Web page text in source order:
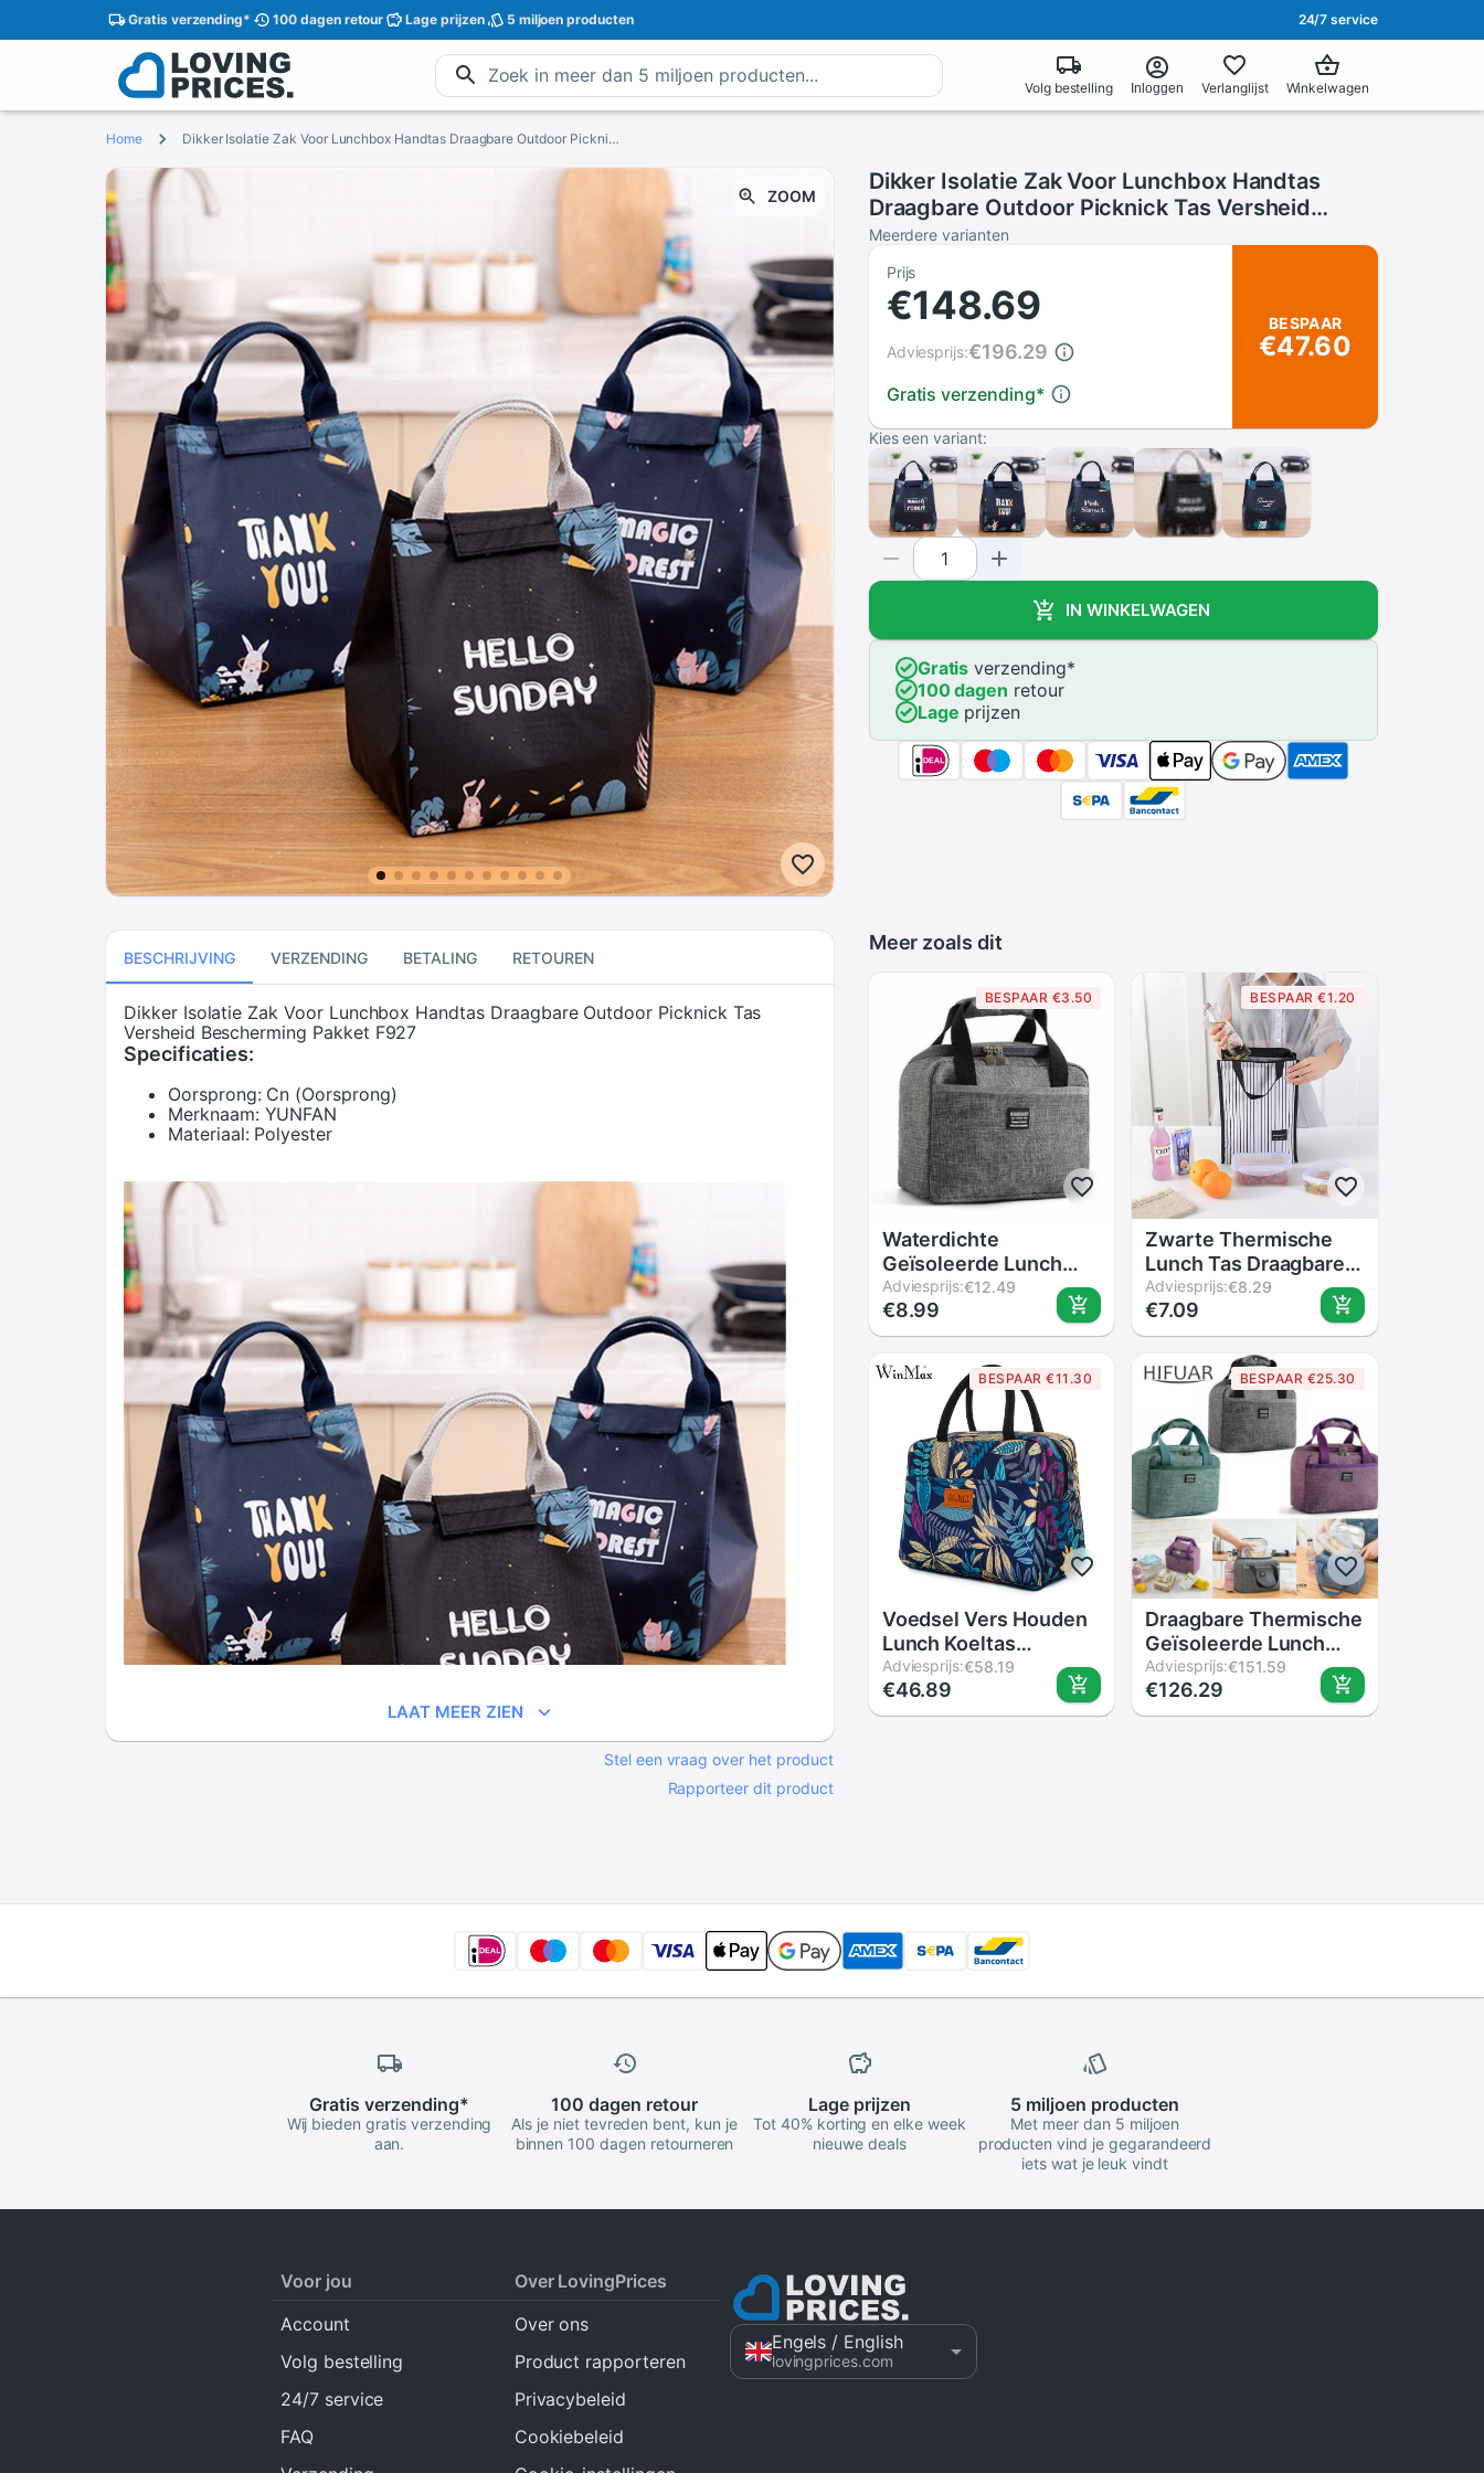
Gratisverzending* 100 dagenretour Lage prijzen 5 miljoen producten 24/7 service
Volg bestelling Inloggen Verlanglijst Winkelwagen
Home Dikker Isolatie Zak Voor Lunchbox Handtas Draagbare Outdoor Picknick Tas Versheid Bescherming Pakket F927
ZOOM
Dikker Isolatie Zak Voor Lunchbox Handtas
Draagbare Outdoor Picknick Tas Versheid
Bescherming Pakket F927
Meerdere varianten
Prijs
€148.69
Gratis verzending*
Adviesprijs:€196.29
BESPAAR
€47.60
Kies een variant:
IN WINKELWAGEN
Gratis verzending*
100 dagen retour
Lage prijzen
BESCHRIJVING VERZENDING BETALING RETOUREN
Dikker Isolatie Zak Voor Lunchbox Handtas Draagbare Outdoor Picknick Tas
Versheid Bescherming Pakket F927
Specificaties:
Oorsprong: Cn (Oorsprong)
Merknaam: YUNFAN
Materiaal: Polyester
LAAT MEER ZIEN
Stel een vraag over het product
Rapporteer dit product
Meer zoals dit
BESPAAR €3.50
Waterdichte
Geïsoleerde Lunch
Zakken Oxford Reizen
Noodzakelijk Picknick
Pouch Unisex
Thermische Diner
Doos Voedsel Case
Accessoires Gear
Adviesprijs:€12.49
€8.99
BESPAAR €1.20
Zwarte Thermische
Lunch Tas Draagbare
Cooler Geïsoleerd
Picknick Bento Tote
Reizen Fruit Drinken
Voedsel Verse
Organizer Accessoires
Benodigdheden
Adviesprijs:€8.29
€7.09
BESPAAR €11.30
Voedsel Vers Houden
Lunch Koeltas
Thermische
Geïsoleerde
Waterdichte Reizen
Adviesprijs:€58.19
€46.89
BESPAAR €25.30
Draagbare Thermische
Geïsoleerde Lunch
Box Tote Koeler
Handtas Bento Pouch
Diner Container
Adviesprijs:€151.59
€126.29
Gratis verzending*
Wij bieden gratis verzending
aan.
100 dagen retour
Als je niet tevreden bent, kun je
binnen 100 dagen retourneren
Lage prijzen
Tot 40% korting en elke week
nieuwe deals
5 miljoen producten
Met meer dan 5 miljoen
producten vind je gegarandeerd
iets wat je leuk vindt
Voor jou
Account
Volg bestelling
24/7 service
FAQ
Over LovingPrices
Over ons
Product rapporteren
Privacybeleid
Cookiebeleid
Engels / English
lovingprices.com